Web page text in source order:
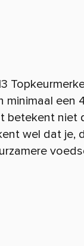
minimaal een
betekent niet
wel dat je,